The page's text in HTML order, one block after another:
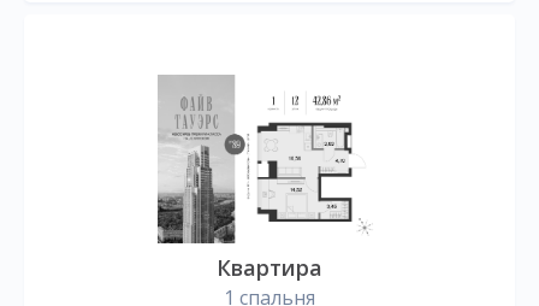
Квартира
1 спальня